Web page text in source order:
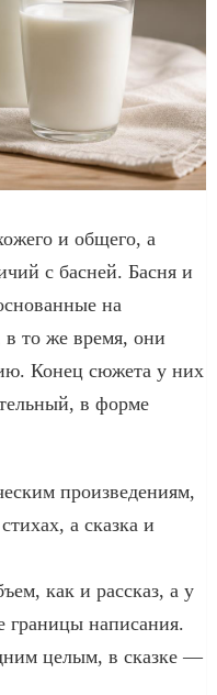
и общего, а
с басней. Басня и
на
то же время, они
Конец сюжета у них
в форме
произведениям,
а сказка и
как и рассказ, а у
границы написания.
целым, в сказке —